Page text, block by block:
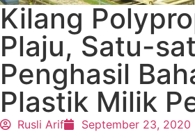
Kilang
Plaju, Satu-
Penghasil
Plastik Milik
Rusli Arif September 23, 2020